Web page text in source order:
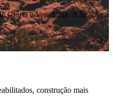
Glória e Vera Cruz. A ligação
construção mais